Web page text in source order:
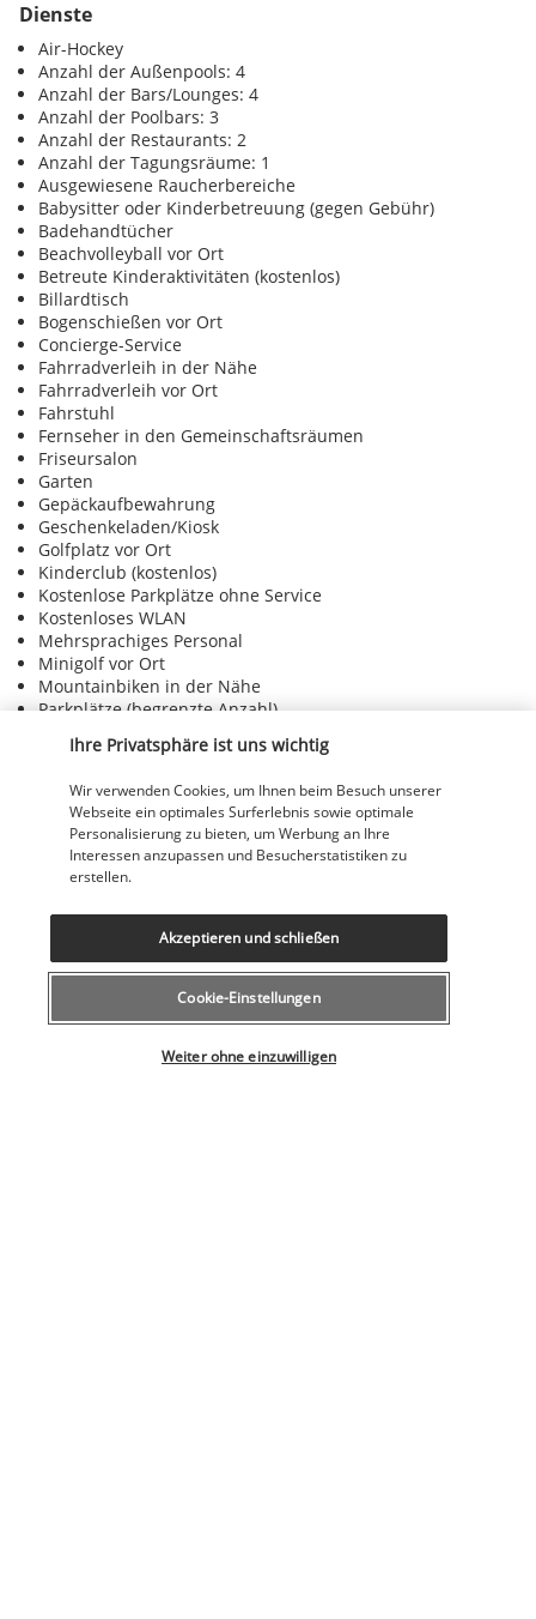
Dienste
Air-Hockey
Anzahl der Außenpools: 4
Anzahl der Bars/Lounges: 4
Anzahl der Poolbars: 3
Anzahl der Restaurants: 2
Anzahl der Tagungsräume: 1
Ausgewiesene Raucherbereiche
Babysitter oder Kinderbetreuung (gegen Gebühr)
Badehandtücher
Beachvolleyball vor Ort
Betreute Kinderaktivitäten (kostenlos)
Billardtisch
Bogenschießen vor Ort
Concierge-Service
Fahrradverleih in der Nähe
Fahrradverleih vor Ort
Fahrstuhl
Fernseher in den Gemeinschaftsräumen
Friseursalon
Garten
Gepäckaufbewahrung
Geschenkeladen/Kiosk
Golfplatz vor Ort
Kinderclub (kostenlos)
Kostenlose Parkplätze ohne Service
Kostenloses WLAN
Mehrsprachiges Personal
Minigolf vor Ort
Mountainbiken in der Nähe
Parkplätze (begrenzte Anzahl)
Picknickbereich
Rollstuhlgerecht – nein
Safe an der Rezeption
Sauna
Snackbar
Sonnenliegen am Pool
Sonnenschirme am Pool
Sonnenschirme am Strand
Spielhalle
Spielplatz vor Ort
Sportkurse vor Ort
Tauchen vor Ort
Ihre Privatsphäre ist uns wichtig
Wir verwenden Cookies, um Ihnen beim Besuch unserer
Webseite ein optimales Surferlebnis sowie optimale
Personalisierung zu bieten, um Werbung an Ihre
Interessen anzupassen und Besucherstatistiken zu
erstellen.
Cookie-Einstellungen
Weiter ohne einzuwilligen
Akzeptieren und schließen